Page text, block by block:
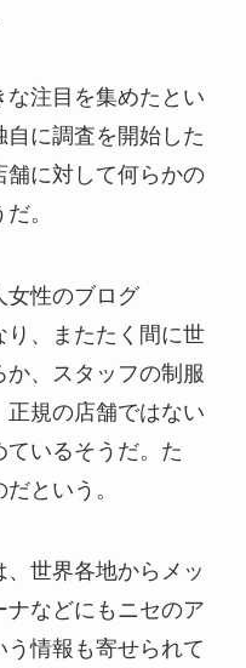
注目を集めたとい
自に調査を開始した
舗に対して何らかの
。
性のブログ
り、またたく間に世
、スタッフの制服
規の店舗ではない
ているそうだ。た
という。
世界各地からメッ
などにもニセのア
う情報も寄せられて